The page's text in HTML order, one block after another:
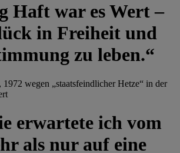
Haft war es Wert –
in Freiheit und
zu leben.“
wegen „staatsfeindlicher Hetze“ in der
erwartete ich vom
als nur auf eine